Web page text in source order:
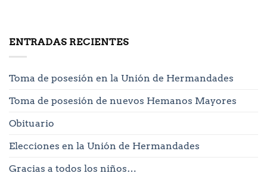
ENTRADAS RECIENTES
Toma de posesión en la Unión de Hermandades
Toma de posesión de nuevos Hemanos Mayores
Obituario
Elecciones en la Unión de Hermandades
Gracias a todos los niños…